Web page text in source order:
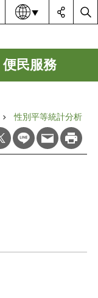
語系
便民服務
性別平等統計分析